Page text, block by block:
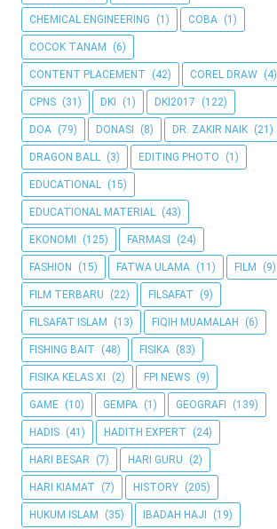
CHEMICAL ENGINEERING (1) COBA (1)
COCOK TANAM (6)
CONTENT PLACEMENT (42) COREL DRAW (4)
CPNS (31) DKI (1) DKI2017 (122)
DOA (79) DONASI (8) DR. ZAKIR NAIK (21)
DRAGON BALL (3) EDITING PHOTO (1)
EDUCATIONAL (15)
EDUCATIONAL MATERIAL (43)
EKONOMI (125) FARMASI (24)
FASHION (15) FATWA ULAMA (11) FILM (9)
FILM TERBARU (22) FILSAFAT (9)
FILSAFAT ISLAM (13) FIQIH MUAMALAH (6)
FISHING BAIT (48) FISIKA (83)
FISIKA KELAS XI (2) FPI NEWS (9)
GAME (10) GEMPA (1) GEOGRAFI (139)
HADIS (41) HADITH EXPERT (24)
HARI BESAR (7) HARI GURU (2)
HARI KIAMAT (7) HISTORY (205)
HUKUM ISLAM (35) IBADAH HAJI (19)